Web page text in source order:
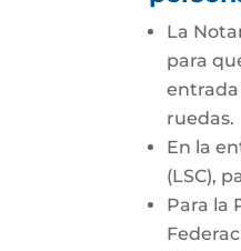
La
para
entrada
ruedas.
En la
(LSC),
Para la